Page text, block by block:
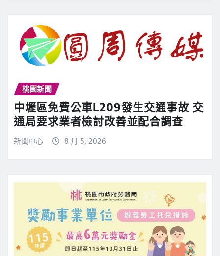
桃園新聞
中壢區免費公車L209發生交通事故 交
通局要求業者檢討改善並配合調查
新聞中心 8 月 5, 2026